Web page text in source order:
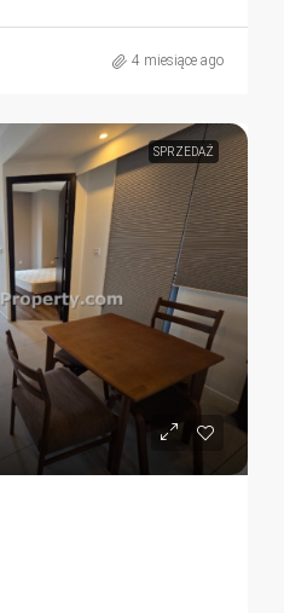
4 miesiące ago
SPRZEDAŻ